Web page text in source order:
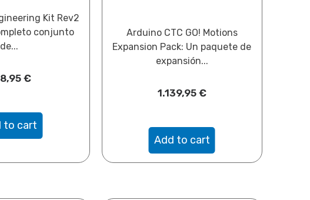
Kit Rev2
conjunto
de...
€
to cart
Arduino CTC GO! Motions
Expansion Pack: Un paquete de
expansión...
1.139,95 €
Add to cart